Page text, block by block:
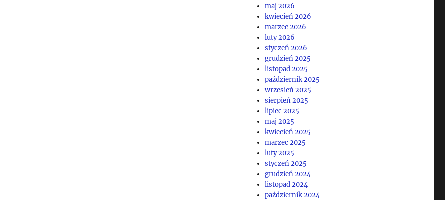
maj 2026
kwiecień 2026
marzec 2026
luty 2026
styczeń 2026
grudzień 2025
listopad 2025
październik 2025
wrzesień 2025
sierpień 2025
lipiec 2025
maj 2025
kwiecień 2025
marzec 2025
luty 2025
styczeń 2025
grudzień 2024
listopad 2024
październik 2024